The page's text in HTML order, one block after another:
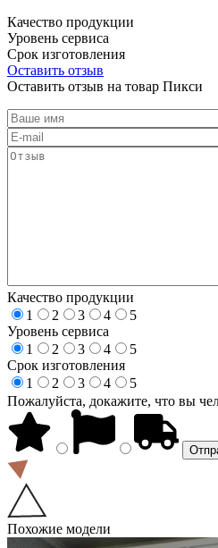
Качество продукции
Уровень сервиса
Срок изготовления
Оставить отзыв
Оставить отзыв на товар Пикси
Качество продукции
1
2 3 4
5
Уровень сервиса
1
2 3 4
5
Срок изготовления
1
2 3 4
5
Пожалуйста, докажите, что вы
Похожие модели